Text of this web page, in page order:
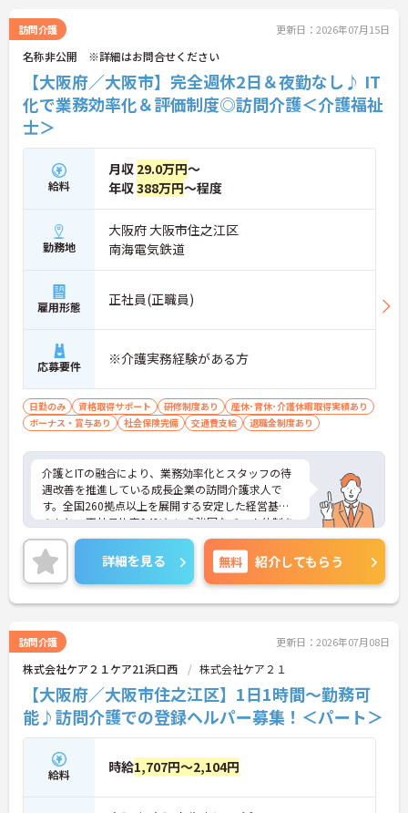
定期的な面談で不安を解消できるフォロー体制もあ
り、介護福祉士としてサ責や管理者への着実なキャ
リアアップを目指す有資格者の方に推奨できる環境
です。
★おすすめPOINT★
【夜勤なし・曜日固定の休日で、身体への負担を抑
えた働き方が実現できます】
しないため、生活リズムを整えながら健康的に働き
続けることができます
により、先々の予定が立てやすくプライベートの時
間をしっかりと確保できる環境です
【専門資格を活かした収入アップと明確なキャリア
形成が期待できます】
・介護福祉士資格手当が支給されるほか、年2回の
・サービス提供責任者や管理者へのキャリアアップ
も目指せます
【IT化と手厚いフォロー体制により、業務のストレ
スを軽減できます】
・記録票の提出やシフト確認をすべてスマートフォ
ンで行えるため、手書きの書類作成や事業所への移
動の手間が省けケア業務に集中できます
・定期的な面談を通じて上司がフォローする体制が
あり、訪問介護でありながら孤立することなくチー
ムの支援を受けながら業務に取り組めます
訪問介護 更新日：2026年07月15日
名称非公開 ※詳細はお問合せください
【大阪府／大阪市】完全週休2日＆夜勤なし♪ IT
化で業務効率化＆評価制度◎訪問介護＜介護福祉
士＞
給料
月収 29.0万円～
年収388万円～程度
勤務地
大阪府 大阪市住之江区
南海電気鉄道
雇用形態 正社員(正職員)
応募要件 ※介護実務経験がある方
日勤のみ 資格取得サポート 研修制度あり
産休･育休･介護休暇取得実績あり
ボーナス・賞与あり
社会保険完備 交通費支給 退職金制度あり
介護とITの融合により、業務効率化とスタッフの待
遇改善を推進している成長企業の訪問介護求人で
す。全国260拠点以上を展開する安定した経営基盤
のもと、正社員比率94%という強固なチーム体制を
構築しています。介護福祉士資格手当や年2回の評価
面談など、専門資格と成果が収入に直結する仕組み
が整っています。夜勤なしの完全週休2日制（曜日固
定）を採用し、日々の記録業務はスマートフォンで
完結するため、施設勤務特有の不規則なシフトや煩
定期的な面談で不安を解消できるフォロー体制もあ
り、介護福祉士としてサ責や管理者への着実なキャ
リアアップを目指す有資格者の方に推奨できる環境
です。
★おすすめPOINT★
【夜勤なし・曜日固定の休日で、身体への負担を抑
えた働き方が実現できます】
・8:00～19:00の間での実働8時間勤務で夜勤が存在
しないため、生活リズムを整えながら健康的に働き
続けることができます
詳細を見る 無料 紹介してもらう
訪問介護 更新日：2026年07月08日
株式会社ケア２１ケア21浜口西 株式会社ケア２１
【大阪府／大阪市住之江区】1日1時間～勤務可
能♪訪問介護での登録ヘルパー募集！＜パート＞
給料 時給1,707円～2,104円